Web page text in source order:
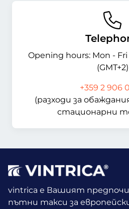
Opening hours: Mon - Fri
(GMT+2)
+359 2 906
(разходи за
стационарни
vintrica е Вашият
пътни такси за